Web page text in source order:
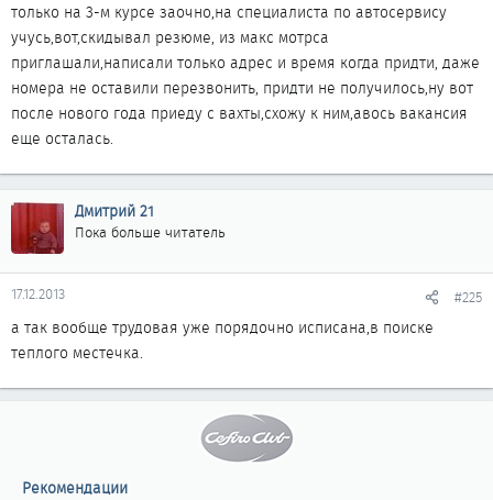
только на 3-м курсе заочно,на специалиста по автосервису
учусь,вот,скидывал резюме, из макс мотрса
приглашали,написали только адрес и время когда придти, даже
номера не оставили перезвонить, придти не получилось,ну вот
после нового года приеду с вахты,схожу к ним,авось вакансия
еще осталась.
Дмитрий 21
Пока больше читатель
17.12.2013 #225
а так вообще трудовая уже порядочно исписана,в поиске
теплого местечка.
Рекомендации